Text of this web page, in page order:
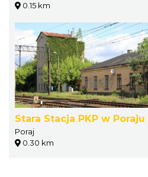
0.15 km
Stara Stacja PKP w Poraju
Poraj
0.30 km